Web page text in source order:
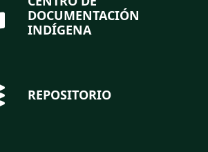
DOCUMENTACIÓN
INDÍGENA
REPOSITORIO